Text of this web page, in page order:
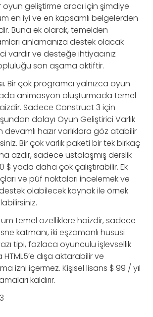
geliştirme aracı için şimdiye
en iyi ve en kapsamlı belgelerden
Buna ek olarak, temelden
anlamanıza destek olacak
vardır ve desteğe ihtiyacınız
son aşama aktiftir.
Bir çok programcı yalnızca oyun
animasyon oluşturmada temel
Sadece Construct 3 için
dolayı Oyun Geliştirici Varlık
devamlı hazır varlıklara göz atabilir
Bir çok varlık paketi bir tek birkaç
azdır, sadece ustalaşmış derslik
$ yada daha çok çalıştırabilir. Ek
ve püf noktaları incelemek ve
olabilecek kaynak ile örnek
temel özelliklere haizdir, sadece
katmanı, iki eşzamanlı hususi
tipi, fazlaca oyunculu işlevsellik
dışa aktarabilir ve
izni içermez. Kişisel lisans $ 99 / yıl
kaldırır.